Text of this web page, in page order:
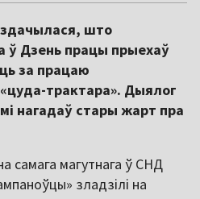
што
ў Дзень працы прыехаў
за працаю
трактара». Дыялог
нагадаў стары жарт пра
самага магутнага ў СНД
зладзілі на